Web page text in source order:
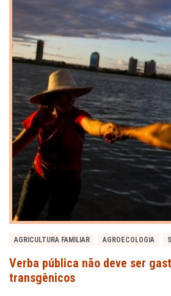
AGRICULTURA FAMILIAR AGROECOLOGIA
Verba pública não deve ser
transgênicos